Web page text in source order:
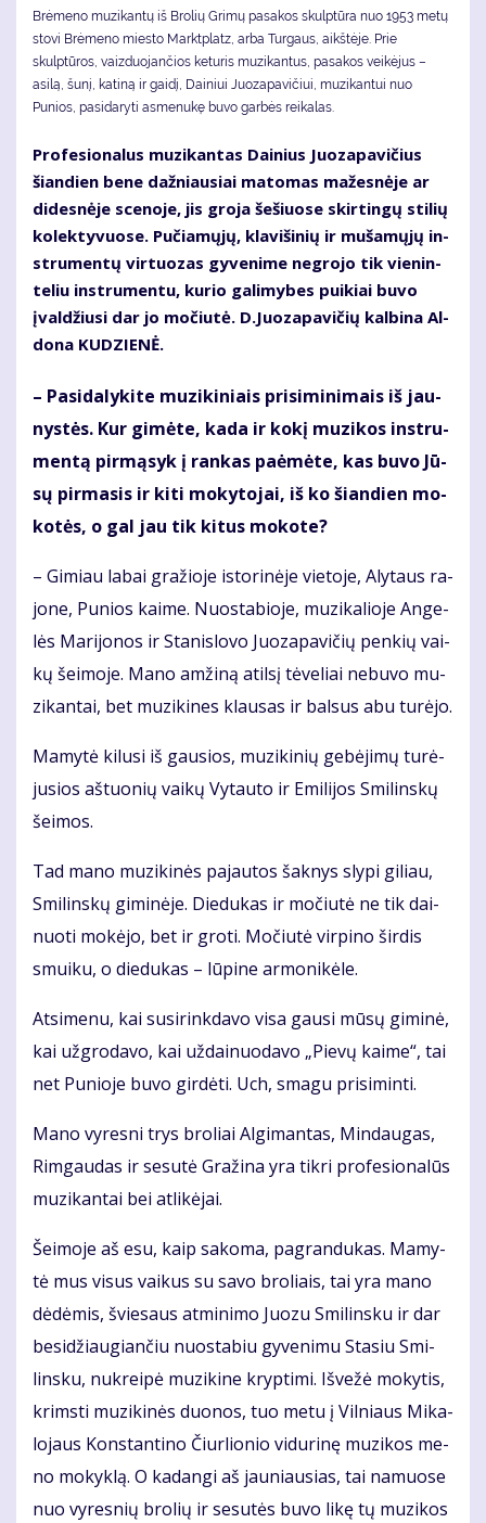
Brėmeno muzikantų iš Brolių Grimų pasakos skulptūra nuo 1953 metų
stovi Brėmeno miesto Marktplatz, arba Turgaus, aikštėje. Prie
skulptūros, vaizduojančios keturis muzikantus, pasakos veikėjus –
asilą, šunį, katiną ir gaidį, Dainiui Juozapavičiui, muzikantui nuo
Punios, pasidaryti asmenukę buvo garbės reikalas.
Pro­fe­sio­na­lus mu­zi­kan­tas Dai­nius Juo­za­pa­vi­čius
šian­dien be­ne daž­niau­siai ma­to­mas ma­žes­nė­je ar
di­des­nė­je sce­no­je, jis gro­ja še­šiuo­se skir­tin­gų sti­lių
ko­lek­ty­vuo­se. Pu­čia­mų­jų, kla­vi­ši­nių ir mu­ša­mų­jų in­
stru­men­tų vir­tuo­zas gy­ve­ni­me ne­gro­jo tik vie­nin­
te­liu in­stru­men­tu, ku­rio ga­li­my­bes pui­kiai bu­vo
įval­džiu­si dar jo mo­čiu­tė. D.Juo­za­pa­vi­čių kal­bi­na Al­
do­na KU­DZIE­NĖ.
– Pa­si­da­ly­ki­te mu­zi­ki­niais pri­si­mi­ni­mais iš jau­
nys­tės. Kur gi­mė­te, ka­da ir ko­kį mu­zi­kos in­stru­
men­tą pir­mą­syk į ran­kas pa­ė­mė­te, kas bu­vo Jū­
sų pir­ma­sis ir ki­ti mo­ky­to­jai, iš ko šian­dien mo­
ko­tės, o gal jau tik ki­tus mo­ko­te?
– Gi­miau la­bai gra­žio­je is­to­ri­nė­je vie­to­je, Aly­taus ra­
jo­ne, Pu­nios kai­me. Nuo­sta­bio­je, mu­zi­ka­lio­je An­ge­
lės Ma­ri­jo­nos ir Sta­nis­lo­vo Juo­za­pa­vi­čių pen­kių vai­
kų šei­mo­je. Ma­no am­ži­ną atil­sį tė­ve­liai ne­bu­vo mu­
zi­kan­tai, bet mu­zi­ki­nes klau­sas ir bal­sus abu tu­rė­jo.
Ma­my­tė ki­lu­si iš gau­sios, mu­zi­ki­nių ge­bė­ji­mų tu­rė­
ju­sios aš­tuo­nių vai­kų Vy­tau­to ir Emi­li­jos Smi­lins­kų
šei­mos.
Tad ma­no mu­zi­ki­nės pa­jau­tos šak­nys sly­pi gi­liau,
Smi­lins­kų gi­mi­nė­je. Die­du­kas ir mo­čiu­tė ne tik dai­
nuo­ti mo­kė­jo, bet ir gro­ti. Mo­čiu­tė vir­pi­no šir­dis
smui­ku, o die­du­kas – lū­pi­ne ar­mo­ni­kė­le.
At­si­me­nu, kai su­si­rink­da­vo vi­sa gau­si mū­sų gi­mi­nė,
kai už­gro­da­vo, kai už­dai­nuo­da­vo „Pie­vų kai­me“, tai
net Pu­nio­je bu­vo gir­dė­ti. Uch, sma­gu pri­si­min­ti.
Ma­no vy­res­ni trys bro­liai Al­gi­man­tas, Min­dau­gas,
Rim­gau­das ir se­su­tė Gra­ži­na yra tik­ri pro­fe­sio­na­lūs
mu­zi­kan­tai bei at­li­kė­jai.
Šei­mo­je aš esu, kaip sa­ko­ma, pa­gran­du­kas. Ma­my­
tė mus vi­sus vai­kus su sa­vo bro­liais, tai yra ma­no
dė­dė­mis, švie­saus at­mi­ni­mo Juo­zu Smi­lins­ku ir dar
be­si­džiau­gian­čiu nuo­sta­biu gy­ve­ni­mu Sta­siu Smi­
lins­ku, nu­krei­pė mu­zi­ki­ne kryp­ti­mi. Iš­ve­žė mo­ky­tis,
krims­ti mu­zi­ki­nės duo­nos, tuo me­tu į Vil­niaus Mi­ka­
lo­jaus Kon­stan­ti­no Čiur­lio­nio vi­du­ri­nę mu­zi­kos me­
no mo­kyk­lą. O ka­dan­gi aš jau­niau­sias, tai na­muo­se
nuo vy­res­nių bro­lių ir se­su­tės bu­vo li­kę tų mu­zi­kos